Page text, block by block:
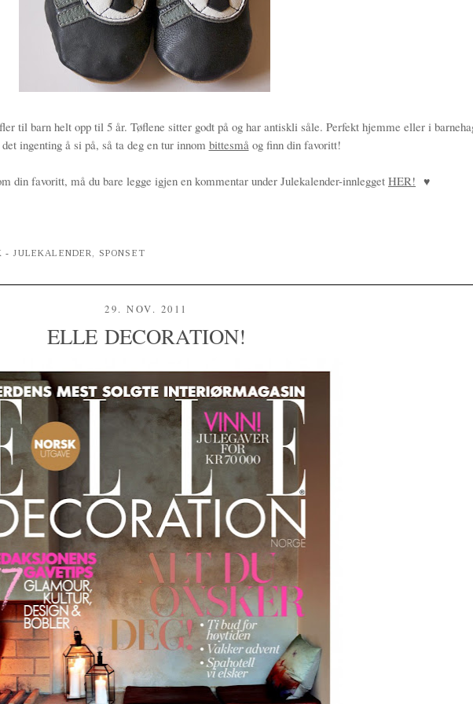
til barn helt opp til 5 år. Tøflene sitter godt på og har antiskli såle. Perfekt hjemme eller i
ingenting å si på, så ta deg en tur innom bittesmå og finn din favoritt!
din favoritt, må du bare legge igjen en kommentar under Julekalender-innlegget HER! ♥
- JULEKALENDER, SPONSET
29. NOV. 2011
ELLE DECORATION!